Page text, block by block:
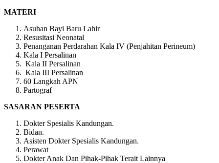
MATERI
Asuhan Bayi Baru Lahir
Resusitasi Neonatal
Penanganan Perdarahan Kala IV (Penjahitan Perineum)
Kala I Persalinan
Kala II Persalinan
Kala III Persalinan
60 Langkah APN
Partograf
SASARAN PESERTA
Dokter Spesialis Kandungan.
Bidan.
Asisten Dokter Spesialis Kandungan.
Perawat
Dokter Anak Dan Pihak-Pihak Terait Lainnya